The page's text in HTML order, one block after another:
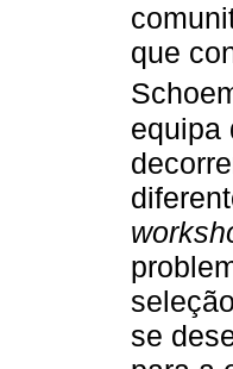
que
equipa
se